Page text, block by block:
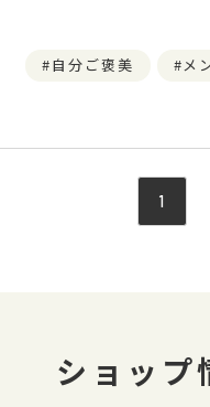
自分ご褒美 メ
1
ショップ